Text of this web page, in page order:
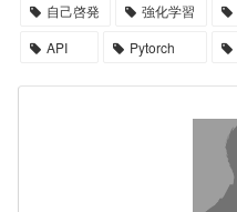
自己啓発
強化学習
API
Pytorch